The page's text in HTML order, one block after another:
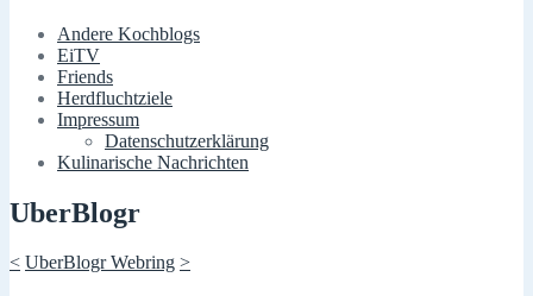
Andere Kochblogs
EiTV
Friends
Herdfluchtziele
Impressum
Datenschutzerklärung
Kulinarische Nachrichten
UberBlogr
< UberBlogr Webring >